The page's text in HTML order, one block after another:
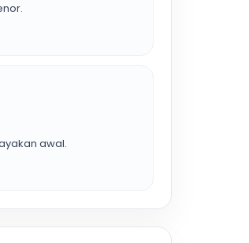
awal.